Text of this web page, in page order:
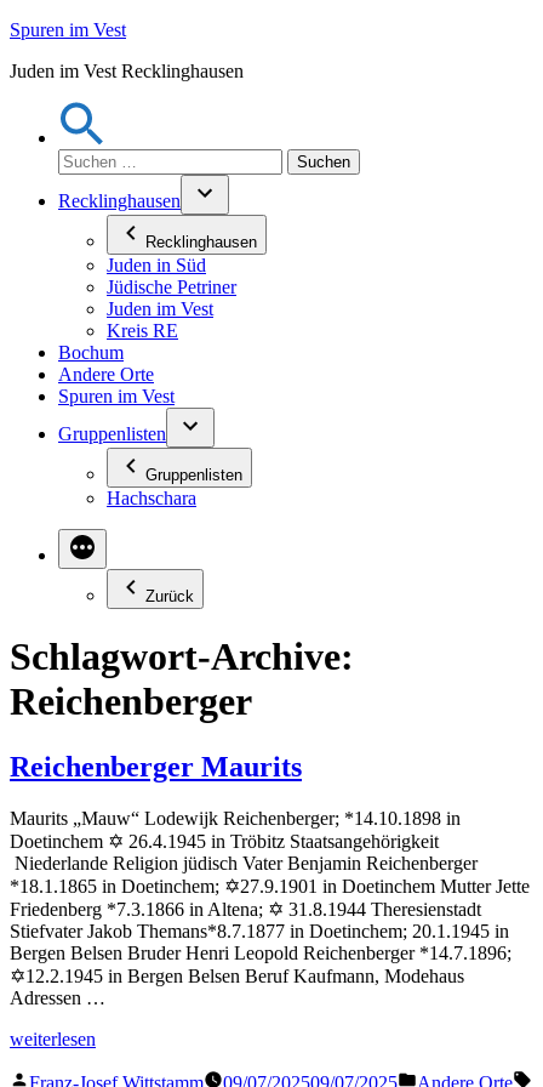
Zum
springen
Spuren im Vest
Juden im Vest Recklinghausen
Suchen
nach:
Recklinghausen
Recklinghausen
Juden in Süd
Jüdische Petriner
Juden im Vest
Kreis RE
Bochum
Andere Orte
Spuren im Vest
Gruppenlisten
Gruppenlisten
Hachschara
Zurück
Schlagwort-Archive:
Reichenberger
Reichenberger Maurits
Maurits „Mauw“ Lodewijk Reichenberger; *14.10.1898 in
Doetinchem ✡ 26.4.1945 in Tröbitz Staatsangehörigkeit
Niederlande Religion jüdisch Vater Benjamin Reichenberger
*18.1.1865 in Doetinchem; ✡27.9.1901 in Doetinchem Mutter Jette
Friedenberg *7.3.1866 in Altena; ✡ 31.8.1944 Theresienstadt
Stiefvater Jakob Themans*8.7.1877 in Doetinchem; 20.1.1945 in
Bergen Belsen Bruder Henri Leopold Reichenberger *14.7.1896;
✡12.2.1945 in Bergen Belsen Beruf Kaufmann, Modehaus
Adressen …
„Reichenberger
weiterlesen
Veröffentlicht
Franz-Josef Wittstamm 09/07/202509/07/2025 Veröffentlicht
Andere Orte